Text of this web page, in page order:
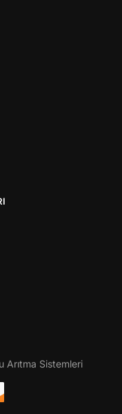
Arıtma Sistemleri